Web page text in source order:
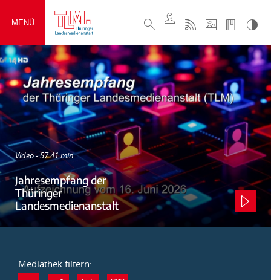
MENÜ
Video - 57:41 min
Jahresempfang der
Thüringer
Landesmedienanstalt
Mediathek filtern: